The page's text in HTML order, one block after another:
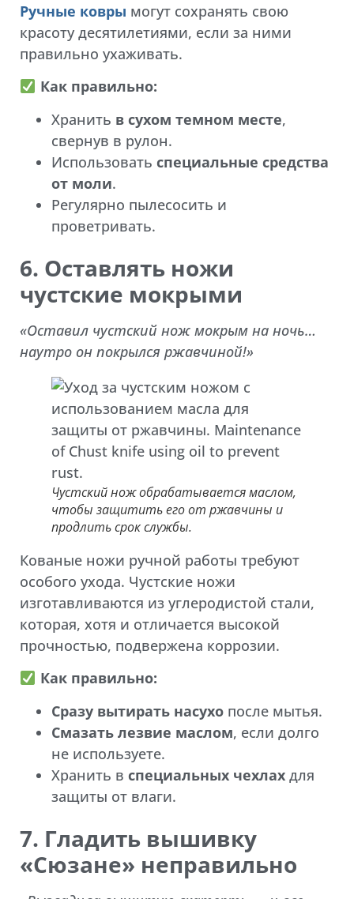
Ручные ковры могут сохранять свою
красоту десятилетиями, если за ними
правильно ухаживать.
Как правильно:
Хранить в сухом темном месте,
свернув в рулон.
Использовать специальные средства
от моли.
Регулярно пылесосить и
проветривать.
6. Оставлять ножи
чустские мокрыми
«Оставил чустский нож мокрым на ночь…
наутро он покрылся ржавчиной!»
Чустский нож обрабатывается маслом,
чтобы защитить его от ржавчины и
продлить срок службы.
Кованые ножи ручной работы требуют
особого ухода. Чустские ножи
изготавливаются из углеродистой стали,
которая, хотя и отличается высокой
прочностью, подвержена коррозии.
Как правильно:
Сразу вытирать насухо после мытья.
Смазать лезвие маслом, если долго
не используете.
Хранить в специальных чехлах для
защиты от влаги.
7. Гладить вышивку
«Сюзане» неправильно